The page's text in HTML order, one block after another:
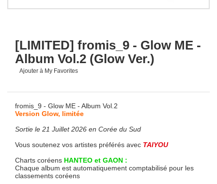
[LIMITED] fromis_9 - Glow ME -
Album Vol.2 (Glow Ver.)
Ajouter à My Favorites
fromis_9 - Glow ME - Album Vol.2
Version Glow, limitée
Sortie le 21 Juillet 2026 en Corée du Sud
Vous soutenez vos artistes préférés avec TAIYOU
Charts coréens HANTEO et GAON :
Chaque album est automatiquement comptabilisé pour les
classements coréens